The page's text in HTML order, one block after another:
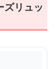
ズリュッ